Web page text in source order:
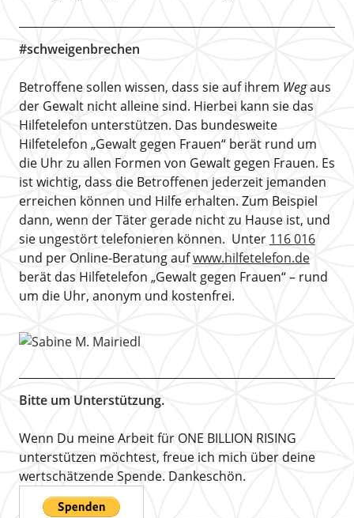
#schweigenbrechen
Betroffene sollen wissen, dass sie auf ihrem Wegaus
der Gewalt nicht alleine sind. Hierbei kann sie das
Hilfetelefon unterstützen. Das bundesweite
Hilfetelefon „Gewalt gegen Frauen“ berät rund um
die Uhr zu allen Formen von Gewalt gegen Frauen. Es
ist wichtig, dass die Betroffenen jederzeit jemanden
erreichen können und Hilfe erhalten. Zum Beispiel
dann, wenn der Täter gerade nicht zu Hause ist, und
sie ungestört telefonieren können. Unter 116 016
und per Online-Beratung aufwww.hilfetelefon.de
berät das Hilfetelefon „Gewalt gegen Frauen“ – rund
um die Uhr, anonym und kostenfrei.
Bitte um Unterstützung.
Wenn Du meine Arbeit für ONE BILLION RISING
unterstützen möchtest, freue ich mich über deine
wertschätzende Spende. Dankeschön.